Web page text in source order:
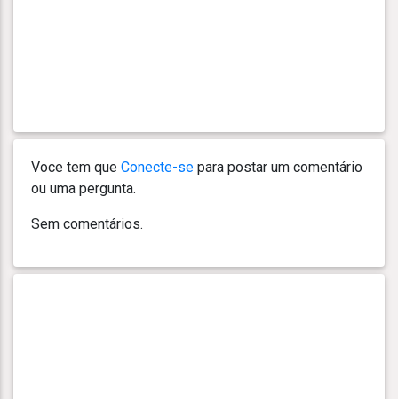
Voce tem que Conecte-se para postar um comentário
ou uma pergunta.
Sem comentários.